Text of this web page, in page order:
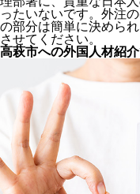
ったいないです。外注
の部分は簡単に決めら
させてください。
高萩市への外国人材紹